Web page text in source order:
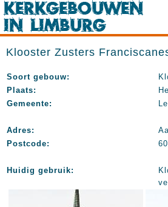
Klooster Zusters
Soort gebouw:
Plaats:
Gemeente:
Adres:
Postcode:
Huidig gebruik: